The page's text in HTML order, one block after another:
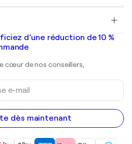
d’une réduction de 10 %
cœur de nos conseillers,
dès maintenant